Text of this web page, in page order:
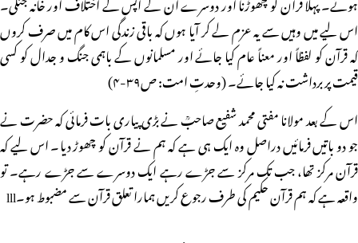
اس لیے میں وہیں سے یہ عزم لے کر آیا ہوں کہ باقی زندگی اس کام میں صرف کروں
کہ قرآن کو لفظاً اور معناً عام کیا جائے اور مسلمانوں کے باہمی جنگ و جدال کو کسی
قیمت پر برداشت نہ کیا جائے۔ (وحدتِ امت: ص۳۹-۴)
اس کے بعد مولانا مفتی محمد شفیع صاحبؒ نے بڑی پیاری بات فرمائی کہ حضرت نے
جو دو باتیں فرمائیں دراصل وہ ایک ہی ہے کہ ہم نے قرآن کو چھوڑ دیا۔ اس لیے کہ
قرآن مرکز تھا، جب تک مرکز سے جڑے رہے ایک دوسرے سے جڑے رہے۔ تو
واقعہ ہے کہ ہم قرآن حکیم کی طرف رجوع کریں ہمارا تعلق قرآن سے مضبوط ہو۔lll